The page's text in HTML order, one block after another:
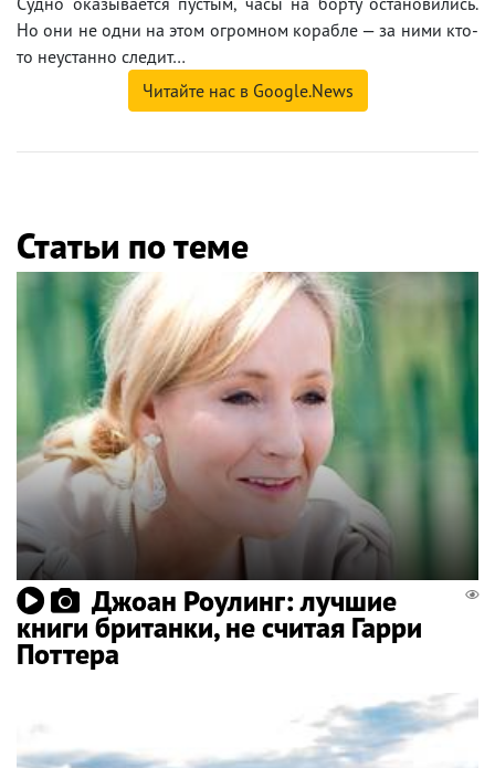
Но они не одни на этом огромном корабле — за ними кто-
то неустанно следит…
Читайте нас в Google.News
Статьи по теме
Джоан Роулинг: лучшие
книги британки, не считая Гарри
Поттера